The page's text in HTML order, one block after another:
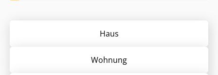
Haus
Wohnung